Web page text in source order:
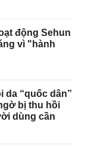
động Sehun
vì "hành
da “quốc dân”
bị thu hồi
dùng cần